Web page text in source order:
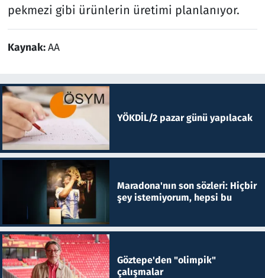
pekmezi gibi ürünlerin üretimi planlanıyor.
Kaynak:AA
YÖKDİL/2 pazar günü yapılacak
Maradona'nın son sözleri: Hiçbir
şey istemiyorum, hepsi bu
Göztepe'den "olimpik"
çalışmalar